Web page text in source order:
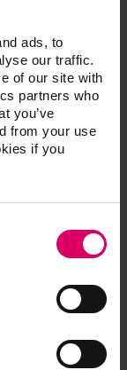
ads, to
our traffic.
of our site with
partners who
you’ve
from your use
if you